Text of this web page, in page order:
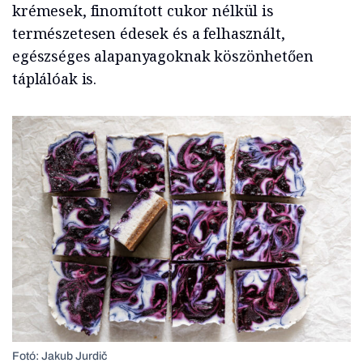
krémesek, finomított cukor nélkül is
természetesen édesek és a felhasznált,
egészséges alapanyagoknak köszönhetően
táplálóak is.
Fotó: Jakub Jurdič